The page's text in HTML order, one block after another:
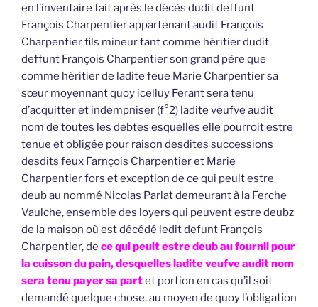
en l’inventaire fait après le décès dudit deffunt
François Charpentier appartenant audit François
Charpentier fils mineur tant comme héritier dudit
deffunt François Charpentier son grand père que
comme héritier de ladite feue Marie Charpentier sa
sœur moyennant quoy icelluy Ferant sera tenu
d’acquitter et indempniser (f°2) ladite veufve audit
nom de toutes les debtes esquelles elle pourroit estre
tenue et obligée pour raison desdites successions
desdits feux Farnçois Charpentier et Marie
Charpentier fors et exception de ce qui peult estre
deub au nommé Nicolas Parlat demeurant à la Ferche
Vaulche, ensemble des loyers qui peuvent estre deubz
de la maison où est décédé ledit defunt François
Charpentier, de ce qui peult estre deub au fournil pour
la cuisson du pain, desquelles ladite veufve audit nom
sera tenu payer sa partet portion en cas qu’il soit
demandé quelque chose, au moyen de quoy l’obligation